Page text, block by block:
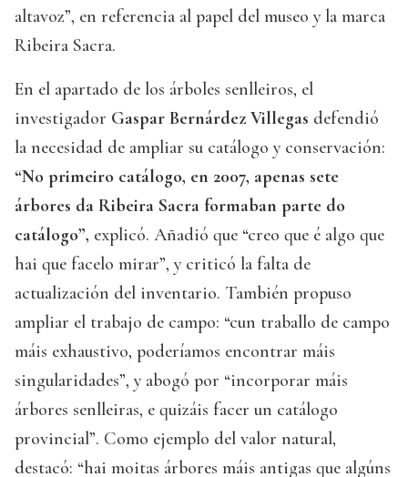
altavoz”, en referencia al papel del museo y la marca
Ribeira Sacra.
En el apartado de los árboles senlleiros, el
investigador Gaspar Bernárdez Villegas defendió
la necesidad de ampliar su catálogo y conservación:
“No primeiro catálogo, en 2007, apenas sete
árbores da Ribeira Sacra formaban parte do
catálogo”, explicó. Añadió que “creo que é algo que
hai que facelo mirar”, y criticó la falta de
actualización del inventario. También propuso
ampliar el trabajo de campo: “cun traballo de campo
máis exhaustivo, poderíamos encontrar máis
singularidades”, y abogó por “incorporar máis
árbores senlleiras, e quizáis facer un catálogo
provincial”. Como ejemplo del valor natural,
destacó: “hai moitas árbores máis antigas que algúns